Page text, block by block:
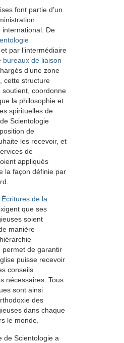
font partie d’un
international. De
et par l’intermédiaire
bureaux de liaison
d’une zone
cette structure
soutient, coordonne
la philosophie et
spirituelles de
Scientologie
de
les recevoir, et
de
appliqués
la façon définie par
Écritures de la
que ses
soient
manière
permet de garantir
puisse recevoir
conseils
nécessaires. Tous
sont ainsi
des
dans chaque
le monde.
de Scientologie a